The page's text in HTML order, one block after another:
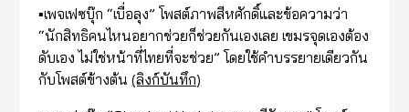
▪️เพจเฟซบุ๊ก “เบื่อลุง” โพสต์ภาพสีหศักดิ์และข้อความว่า
“นักสิทธิคนไหนอยากช่วยก็ช่วยกันเองเลย เขมรจุดเองต้อง
ดับเอง ไม่ใช่หน้าที่ไทยที่จะช่วย” โดยใช้คำบรรยายเดียวกัน
กับโพสต์ข้างต้น(ลิงก์บันทึก)